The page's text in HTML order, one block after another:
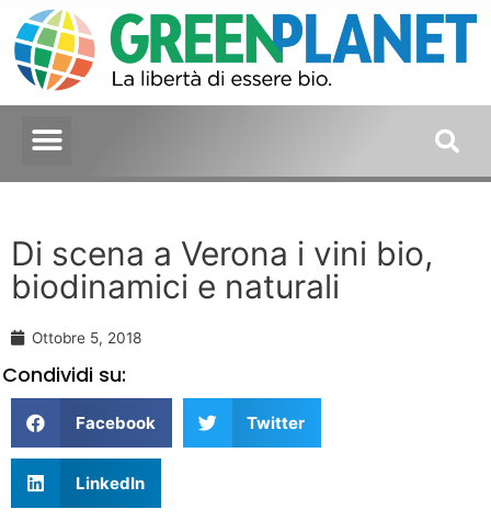
Di scena a Verona i vini bio,
biodinamici e naturali
Ottobre 5, 2018
Condividi su:
Facebook Twitter
LinkedIn